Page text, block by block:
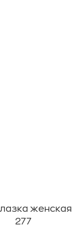
женская
277